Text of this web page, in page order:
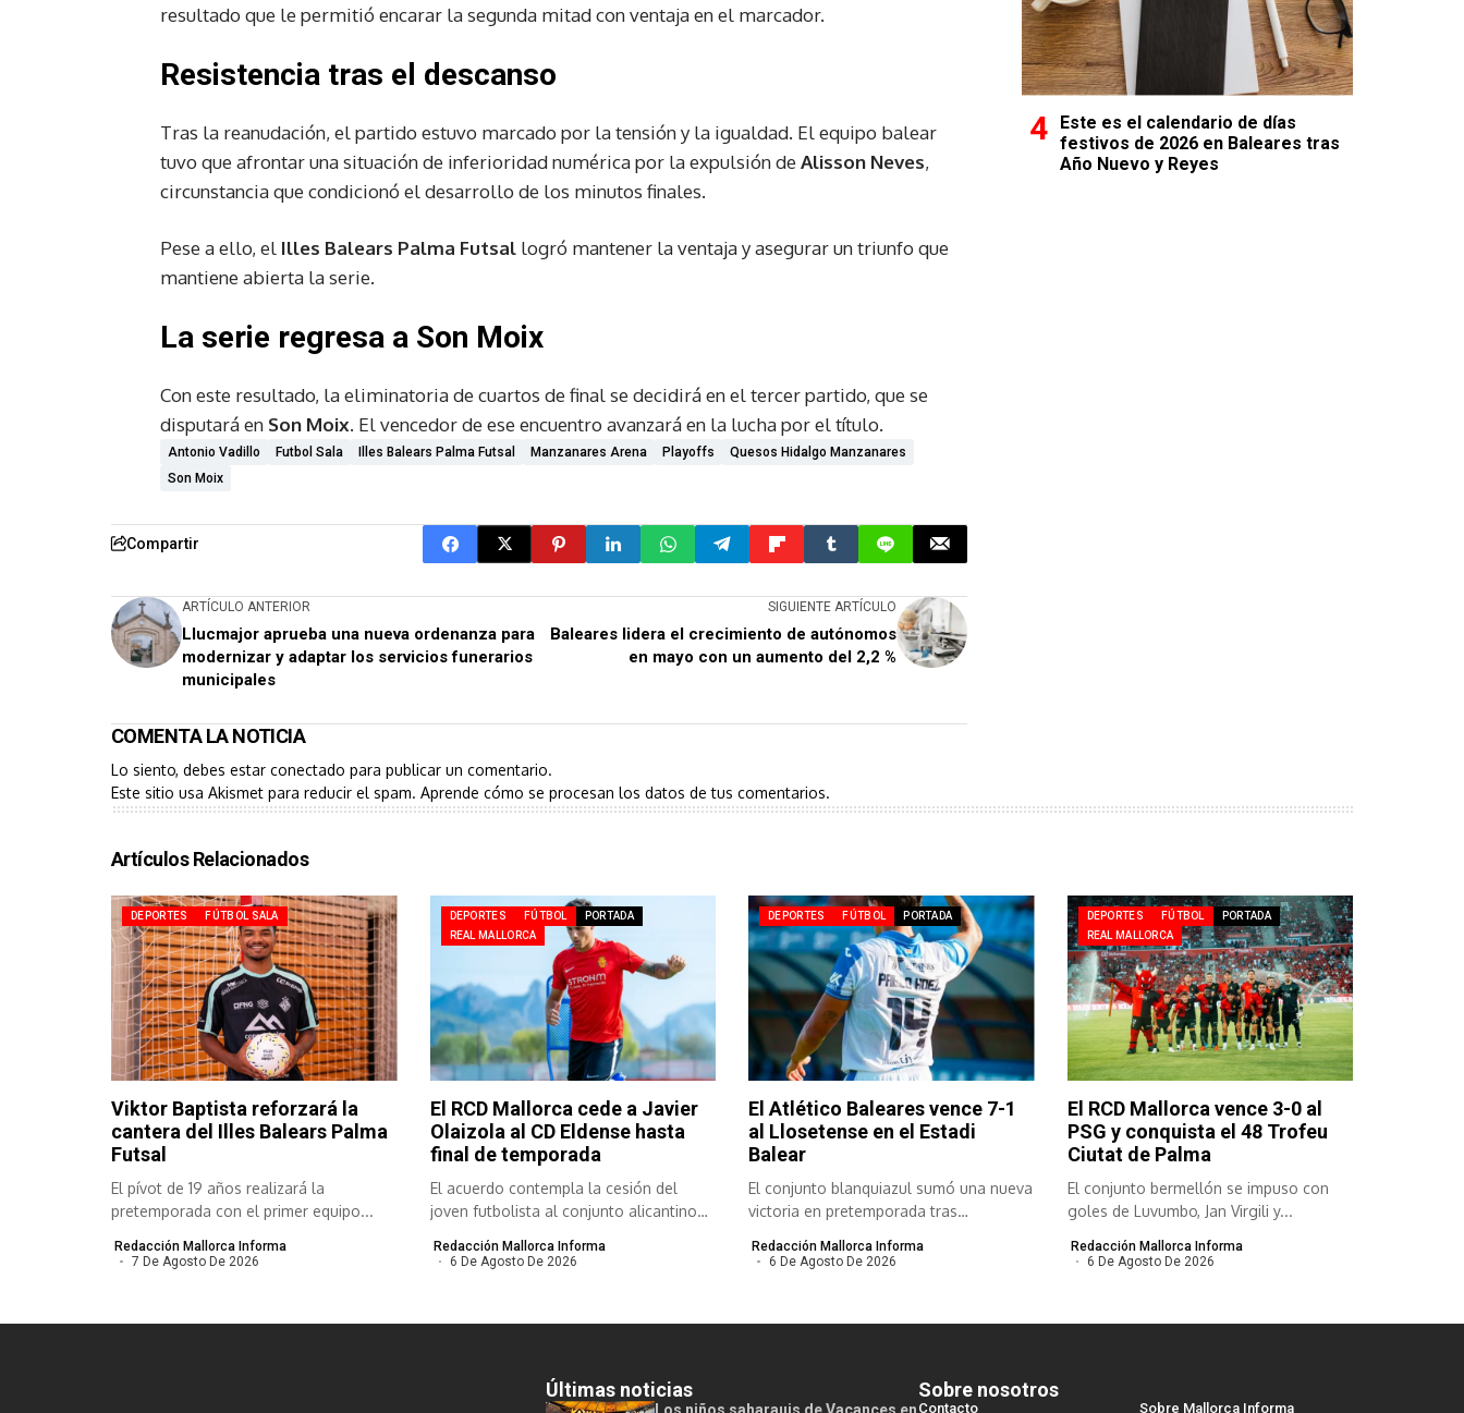
resultado que le permitió encarar la segunda mitad con ventaja en el marcador.
Resistencia tras el descanso
Tras la reanudación, el partido estuvo marcado por la tensión y la igualdad. El equipo balear
tuvo que afrontar una situación de inferioridad numérica por la expulsión de Alisson Neves,
circunstancia que condicionó el desarrollo de los minutos finales.
Pese a ello, el Illes Balears Palma Futsal logró mantener la ventaja y asegurar un triunfo que
mantiene abierta la serie.
La serie regresa a Son Moix
Con este resultado, la eliminatoria de cuartos de final se decidirá en el tercer partido, que se
disputará en Son Moix. El vencedor de ese encuentro avanzará en la lucha por el título.
Antonio Vadillo Futbol Sala Illes Balears Palma Futsal Manzanares Arena Playoffs
Quesos Hidalgo Manzanares
Son Moix
Compartir
ARTÍCULO ANTERIOR
Llucmajor aprueba una nueva ordenanza para
modernizar y adaptar los servicios funerarios
municipales
SIGUIENTE ARTÍCULO
Baleares lidera el crecimiento de autónomos
en mayo con un aumento del 2,2 %
COMENTA LA NOTICIA
Lo siento, debes estar conectado para publicar un comentario.
Este sitio usa Akismet para reducir el spam. Aprende cómo se procesan los datos de tus comentarios.
Este es el calendario de días
festivos de 2026 en Baleares tras
Año Nuevo y Reyes
Artículos Relacionados
DEPORTES FÚTBOL SALA
Viktor Baptista reforzará la
cantera del Illes Balears Palma
Futsal
El pívot de 19 años realizará la
pretemporada con el primer equipo...
Redacción Mallorca Informa
7 De Agosto De 2026
DEPORTES FÚTBOL
PORTADA
REAL MALLORCA
El RCD Mallorca cede a Javier
Olaizola al CD Eldense hasta
final de temporada
El acuerdo contempla la cesión del
joven futbolista al conjunto alicantino
Redacción Mallorca Informa
6 De Agosto De 2026
DEPORTES FÚTBOL PORTADA
El Atlético Baleares vence 7-1
al Llosetense en el Estadi
Balear
El conjunto blanquiazul sumó una nueva
victoria en pretemporada tras
Redacción Mallorca Informa
6 De Agosto De 2026
DEPORTES FÚTBOL
PORTADA
REAL MALLORCA
El RCD Mallorca vence 3-0 al
PSG y conquista el 48 Trofeu
Ciutat de Palma
El conjunto bermellón se impuso con
goles de Luvumbo, Jan Virgili y...
Redacción Mallorca Informa
6 De Agosto De 2026
Últimas noticias Sobre nosotros
Contacto Sobre Mallorca Informa